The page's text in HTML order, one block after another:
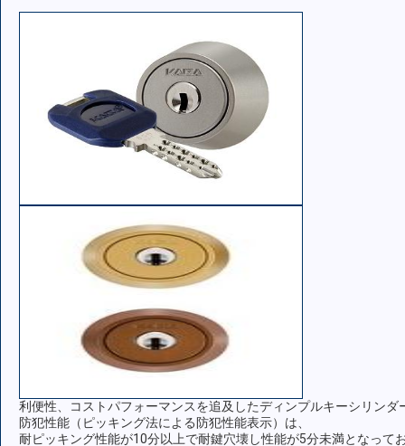
利便性、コストパフォーマンスを追及したディンプルキーシリンダ
防犯性能（ピッキング法による防犯性能表示）は、
耐ピッキング性能が10分以上で耐鍵穴壊し性能が5分未満となって